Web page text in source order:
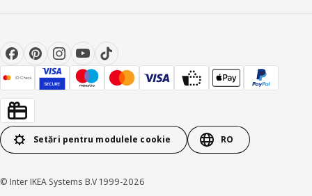
Setări pentru modulele cookie RO
© Inter IKEA Systems B.V 1999-2026